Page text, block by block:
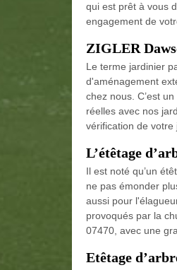
qui est prêt à vous
engagement de
ZIGLER
Le terme jardinier
d'aménagement
chez nous. C’est
réelles avec nos
vérification de
L’étêtage
Il est noté qu’un
ne pas émonder
aussi pour
provoqués par la
07470, avec une
Etêtage